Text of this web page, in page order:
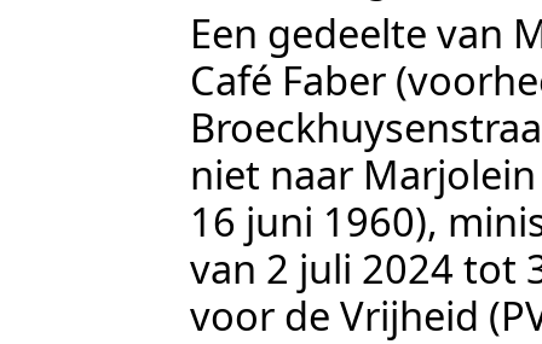
Een gedeelte van
Café Faber
niet naar
16 juni 1960),
van 2 juli 2024 tot
voor de Vrijheid